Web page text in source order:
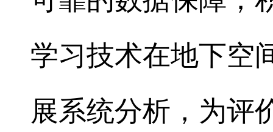
学习技术在地下空
展系统分析，为评